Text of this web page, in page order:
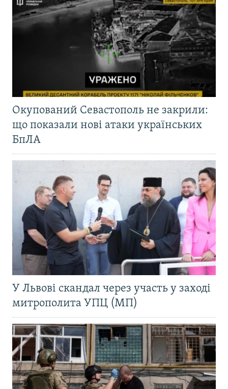
Окупований Севастополь не закрили:
що показали нові атаки українських
БпЛА
У Львові скандал через участь у заході
митрополита УПЦ (МП)